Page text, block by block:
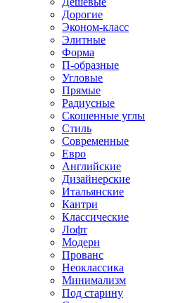
Дорогие
Эконом-класс
Элитные
Форма
П-образные
Угловые
Прямые
Радиусные
Скошенные углы
Стиль
Современные
Евро
Английские
Дизайнерские
Итальянские
Кантри
Классические
Лофт
Модерн
Прованс
Неоклассика
Минимализм
Под старину